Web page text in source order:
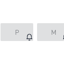
P M